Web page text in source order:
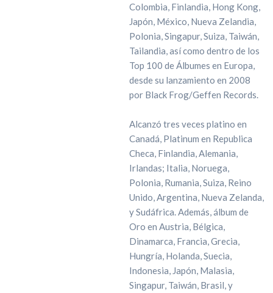
Colombia, Finlandia, Hong Kong,
Japón, México, Nueva Zelandia,
Polonia, Singapur, Suiza, Taiwán,
Tailandia, así como dentro de los
Top 100 de Álbumes en Europa,
desde su lanzamiento en 2008
por Black Frog/Geffen Records.
Alcanzó tres veces platino en
Canadá, Platinum en Republica
Checa, Finlandia, Alemania,
Irlandas; Italia, Noruega,
Polonia, Rumania, Suiza, Reino
Unido, Argentina, Nueva Zelanda,
y Sudáfrica. Además, álbum de
Oro en Austria, Bélgica,
Dinamarca, Francia, Grecia,
Hungría, Holanda, Suecia,
Indonesia, Japón, Malasia,
Singapur, Taiwán, Brasil, y